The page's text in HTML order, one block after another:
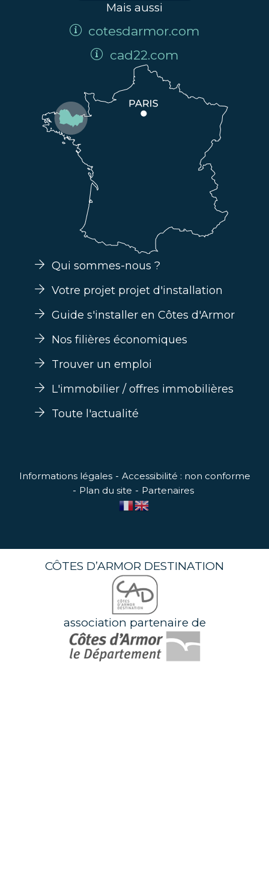
Mais aussi
cotesdarmor.com
cad22.com
Qui sommes-nous ?
Votre projet projet d'installation
Guide s'installer en Côtes d'Armor
Nos filières économiques
Trouver un emploi
L'immobilier / offres immobilières
Toute l'actualité
Informations légales
Accessibilité : non conforme
Plan du site
Partenaires
CÔTES D’ARMOR DESTINATION
association partenaire de